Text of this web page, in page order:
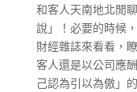
和客人天南地北閒
說」！必要的時候
財經雜誌來看看，
客人還是以公司應
己認為引以為傲」